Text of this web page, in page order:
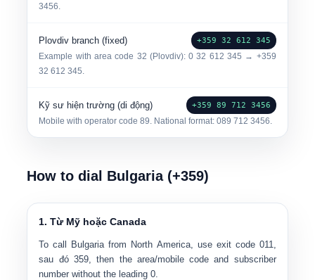
3456.
Plovdiv branch (fixed) +359 32 612 345
Example with area code 32 (Plovdiv): 0 32 612 345 → +359
32 612 345.
Kỹ sư hiện trường (di động) +359 89 712 3456
Mobile with operator code 89. National format: 089 712 3456.
How to dial Bulgaria (+359)
1. Từ Mỹ hoặc Canada
To call Bulgaria from North America, use exit code 011,
sau đó 359, then the area/mobile code and subscriber
number without the leading 0.